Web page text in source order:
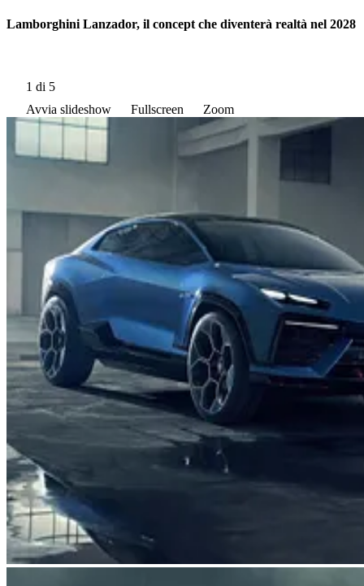
Lamborghini Lanzador, il concept che diventerà realtà nel 2028
1 di 5
Avvia slideshow
Fullscreen Zoom